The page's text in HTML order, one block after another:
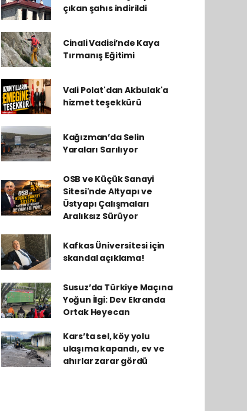
çıkan şahıs indirildi
Cinali Vadisi’nde Kaya
Tırmanış Eğitimi
Vali Polat'dan Akbulak'a
hizmet teşekkürü
Kağızman’da Selin
Yaraları Sarılıyor
OSB ve Küçük Sanayi
Sitesi'nde Altyapı ve
Üstyapı Çalışmaları
Aralıksız Sürüyor
Kafkas Üniversitesi için
skandal açıklama!
Susuz’da Türkiye Maçına
Yoğun İlgi: Dev Ekranda
Ortak Heyecan
Kars’ta sel, köy yolu
ulaşıma kapandı, ev ve
ahırlar zarar gördü